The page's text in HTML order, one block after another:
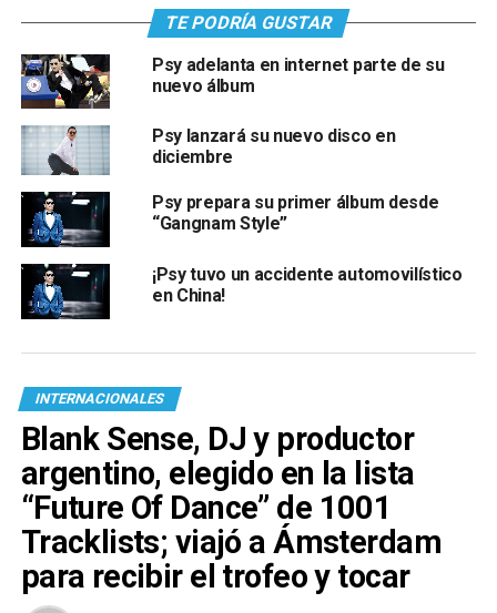
TE PODRÍA GUSTAR
Psy adelanta en internet parte de su
nuevo álbum
Psy lanzará su nuevo disco en
diciembre
Psy prepara su primer álbum desde
“Gangnam Style”
¡Psy tuvo un accidente automovilístico
en China!
INTERNACIONALES
Blank Sense, DJ y productor
argentino, elegido en la lista
“Future Of Dance” de 1001
Tracklists; viajó a Ámsterdam
para recibir el trofeo y tocar